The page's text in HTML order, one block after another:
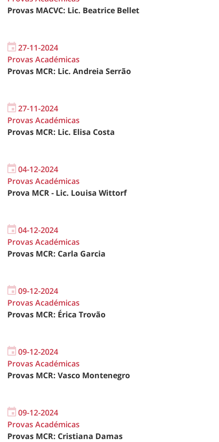
Provas MACVC: Lic. Beatrice Bellet
27-11-2024
Provas Académicas
Provas MCR: Lic. Andreia Serrão
27-11-2024
Provas Académicas
Provas MCR: Lic. Elisa Costa
04-12-2024
Provas Académicas
Prova MCR - Lic. Louisa Wittorf
04-12-2024
Provas Académicas
Provas MCR: Carla Garcia
09-12-2024
Provas Académicas
Provas MCR: Érica Trovão
09-12-2024
Provas Académicas
Provas MCR: Vasco Montenegro
09-12-2024
Provas Académicas
Provas MCR: Cristiana Damas